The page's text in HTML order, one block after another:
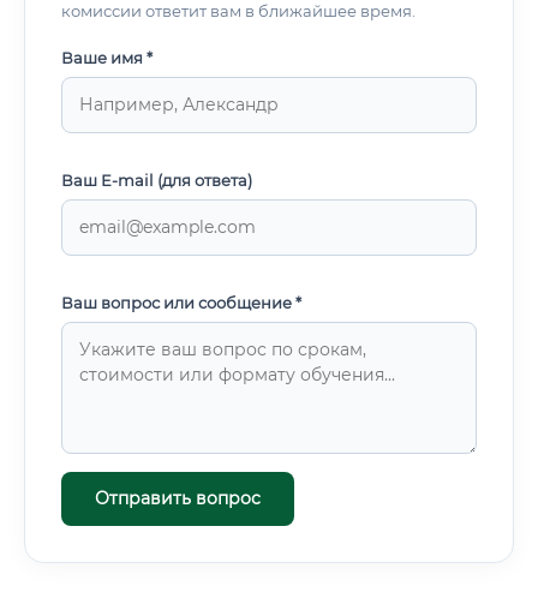
комиссии ответит вам в ближайшее время.
Ваше имя *
Ваш E-mail (для ответа)
Ваш вопрос или сообщение *
Отправить вопрос